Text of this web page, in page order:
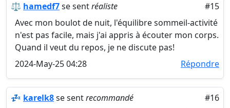
⚖️ hamedf7se sentréaliste
#15
Avec mon boulot de nuit, l'équilibre sommeil-activité
n'est pas facile, mais j'ai appris à écouter mon corps.
Quand il veut du repos, je ne discute pas!
2024-May-25 04:28
Répondre
💤 karelk8se sentrecommandé
#16